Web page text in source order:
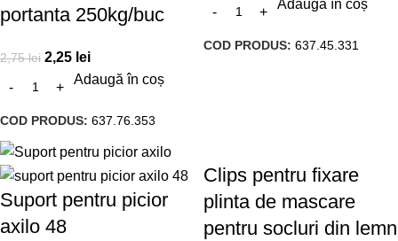
portanta 250kg/buc
2,75lei 2,25 lei
Adaugă în coș
COD PRODUS: 637.76.353
Adaugă în coș
COD PRODUS: 637.45.331
Suport pentru picior
axilo 48
Clips pentru fixare
plinta de mascare
pentru socluri din lemn